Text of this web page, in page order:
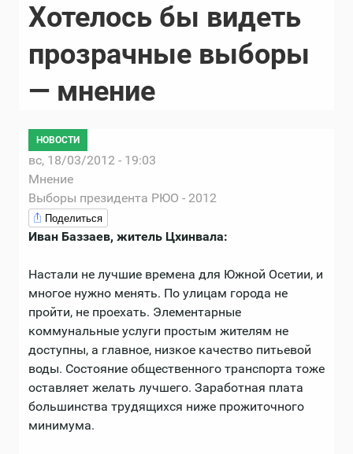
Хотелось бы видеть
прозрачные выборы
— мнение
НОВОСТИ
вс, 18/03/2012 - 19:03
Мнение
Выборы президента РЮО - 2012
Поделиться
Иван Баззаев, житель Цхинвала:
Настали не лучшие времена для Южной Осетии, и
многое нужно менять. По улицам города не
пройти, не проехать. Элементарные
коммунальные услуги простым жителям не
доступны, а главное, низкое качество питьевой
воды. Состояние общественного транспорта тоже
оставляет желать лучшего. Заработная плата
большинства трудящихся ниже прожиточного
минимума.